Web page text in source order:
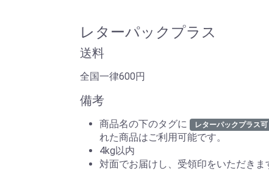
レターパックプラス
送料
全国一律600円
備考
商品名の下のタグに レターパックプラス可
れた商品はご利用可能です。
4kg以内
対面でお届けし、受領印をいただきま